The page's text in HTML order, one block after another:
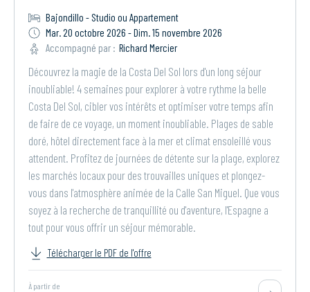
Bajondillo - Studio ou Appartement
Mar. 20 octobre 2026 - Dim. 15 novembre 2026
Accompagné par : Richard Mercier
Découvrez la magie de la Costa Del Sol lors d'un long séjour
inoubliable! 4 semaines pour explorer à votre rythme la belle
Costa Del Sol, cibler vos intérêts et optimiser votre temps afin
de faire de ce voyage, un moment inoubliable. Plages de sable
doré, hôtel directement face à la mer et climat ensoleillé vous
attendent. Profitez de journées de détente sur la plage, explorez
les marchés locaux pour des trouvailles uniques et plongez-
vous dans l'atmosphère animée de la Calle San Miguel. Que vous
soyez à la recherche de tranquillité ou d'aventure, l'Espagne a
tout pour vous offrir un séjour mémorable.
Télécharger le PDF de l'offre
À partir de